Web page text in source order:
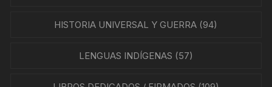
HISTORIA UNIVERSAL Y GUERRA (94)
LENGUAS INDÍGENAS (57)